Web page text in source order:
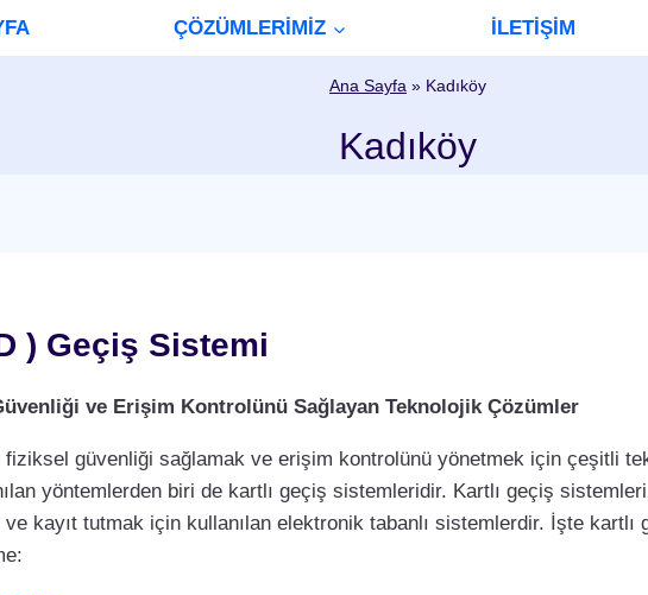
ÇÖZÜMLERİMİZ İLETİŞİM
Ana Sayfa » Kadıköy
Kadıköy
) Geçiş Sistemi
ve Erişim Kontrolünü Sağlayan Teknolojik Çözümler
güvenliği sağlamak ve erişim kontrolünü yönetmek için çeşitli
yöntemlerden biri de kartlı geçiş sistemleridir. Kartlı geçiş
kayıt tutmak için kullanılan elektronik tabanlı sistemlerdir. İşte